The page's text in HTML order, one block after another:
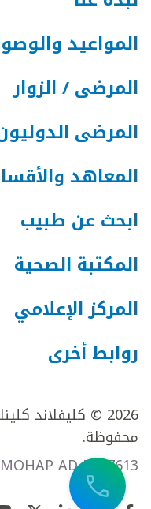
المواعيد
المرضى / الزوار
المرضى
المعاهد
ابحث عن طبيب
المكتبة الصحية
المركز الإعلامي
روابط أخرى
2026 ©
محفوظة.
MOHAP AD FR27613